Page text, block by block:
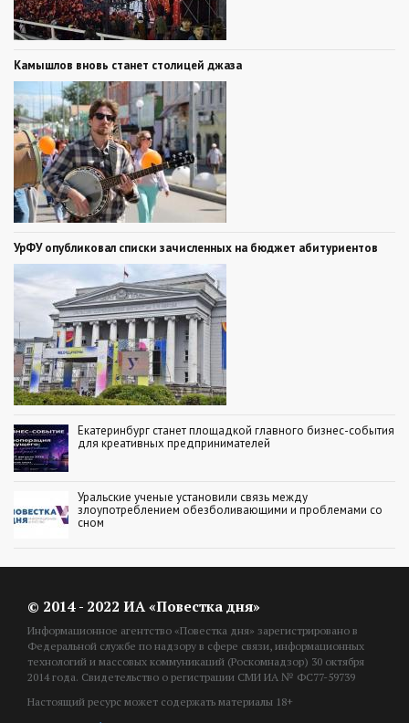
Камышлов вновь станет столицей джаза
УрФУ опубликовал списки зачисленных на бюджет абитуриентов
Екатеринбург станет площадкой главного бизнес-события
для креативных предпринимателей
Уральские ученые установили связь между
злоупотреблением обезболивающими и проблемами со
сном
© 2014 - 2022 ИА «Повестка дня»
Информационное агентство «Повестка дня» зарегистрировано в
Федеральной службе по надзору в сфере связи, информационных
технологий и массовых коммуникаций (Роскомнадзор) 30 октября
2014 года. Свидетельство о регистрации СМИ ИА № ФС77-59739
Настоящий ресурс может содержать материалы 18+